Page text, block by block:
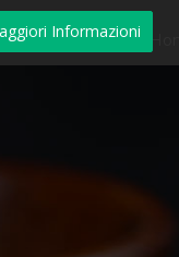
Informazioni